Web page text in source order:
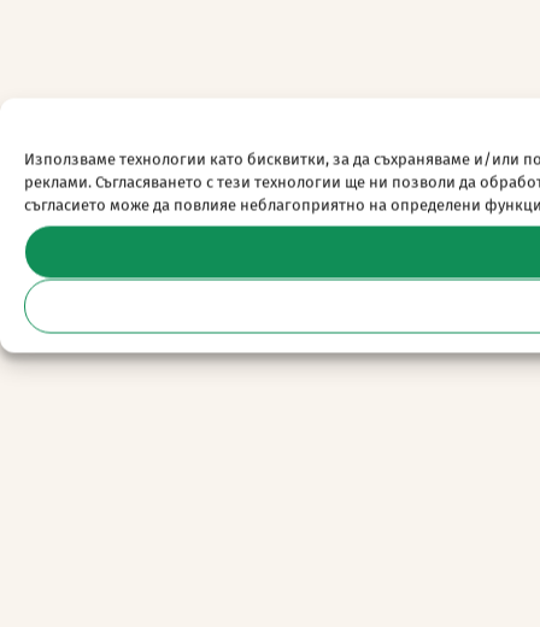
Използваме технологии като бисквитки, за да съхраняваме и/
реклами. Съгласяването с тези технологии ще ни позволи да
съгласието може да повлияе неблагоприятно на определени